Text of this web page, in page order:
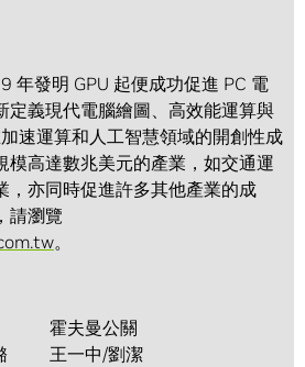
年發明 GPU 起便成功促進 PC 電
定義現代電腦繪圖、高效能運算與
速運算和人工智慧領域的開創性成
模高達數兆美元的產業，如交通運
，亦同時促進許多其他產業的成
請瀏覽
。
霍夫曼公關
王一中/劉潔